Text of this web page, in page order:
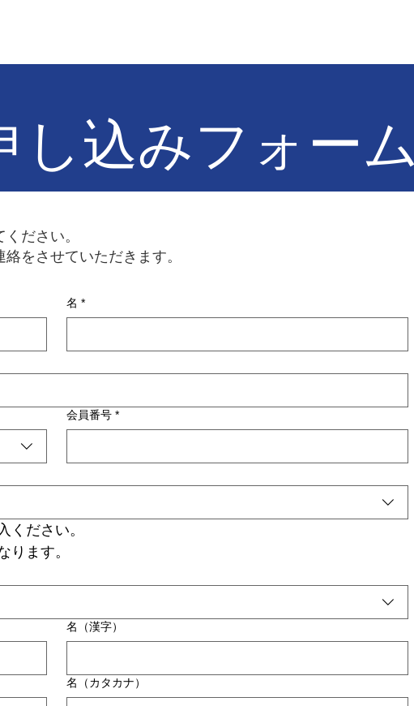
し込みフォーム
ださい。
をさせていただきます。
名 *
会員番号 *
ださい。
ます。
名（漢字）
名（カタカナ）